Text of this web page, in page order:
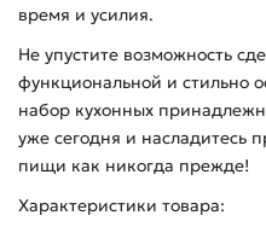
время и усилия.
Не упустите возможность
функциональной и стильно
набор кухонных
уже сегодня и насладитесь
пищи как никогда прежде!
Характеристики товара: